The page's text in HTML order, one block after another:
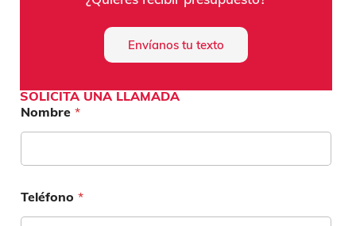
Envíanos tu texto
SOLICITA UNA LLAMADA
Nombre *
Teléfono *